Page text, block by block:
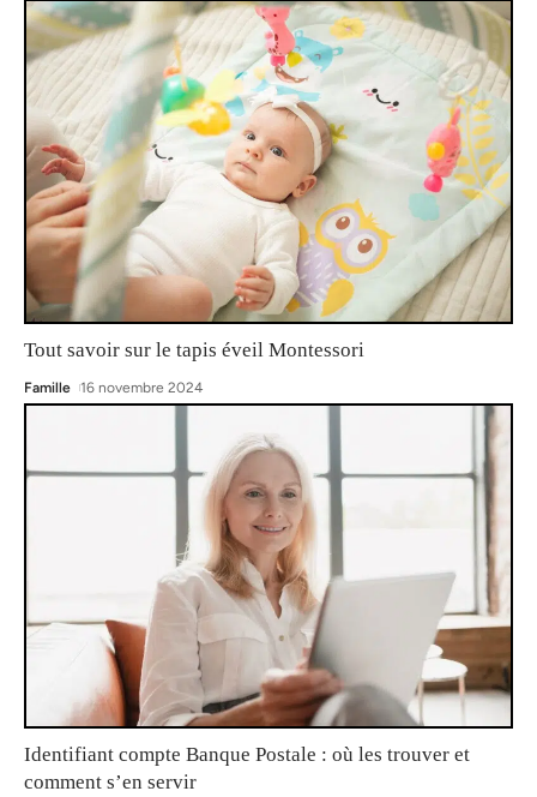
Tout savoir sur le tapis éveil Montessori
Famille 16 novembre 2024
Identifiant compte Banque Postale : où les trouver et
comment s’en servir